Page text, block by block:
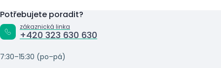
Potřebujete poradit?
zákaznická linka
+420 323 630 630
7:30–15:30 (po–pá)